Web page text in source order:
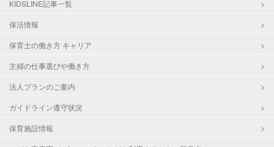
KIDSLINE記事一覧
保活情報
保育士の働き方 キャリア
主婦の仕事選びや働き方
法人プランのご案内
ガイドライン遵守状況
保育施設情報